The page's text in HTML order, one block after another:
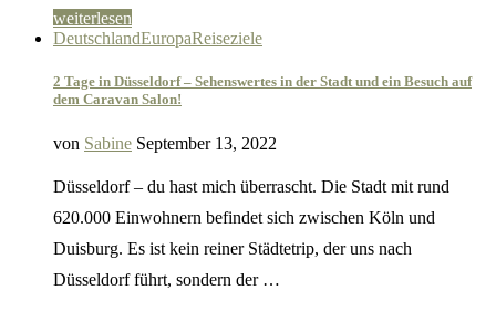
weiterlesen
DeutschlandEuropaReiseziele
2 Tage in Düsseldorf – Sehenswertes in der Stadt und ein Besuch auf
dem Caravan Salon!
von Sabine September 13, 2022
Düsseldorf – du hast mich überrascht. Die Stadt mit rund
620.000 Einwohnern befindet sich zwischen Köln und
Duisburg. Es ist kein reiner Städtetrip, der uns nach
Düsseldorf führt, sondern der …